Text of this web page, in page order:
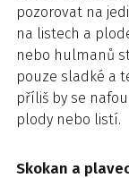
pozorovat na
na listech a
nebo hulmanů
pouze sladké a
příliš by se
plody nebo listí.
Skokan a